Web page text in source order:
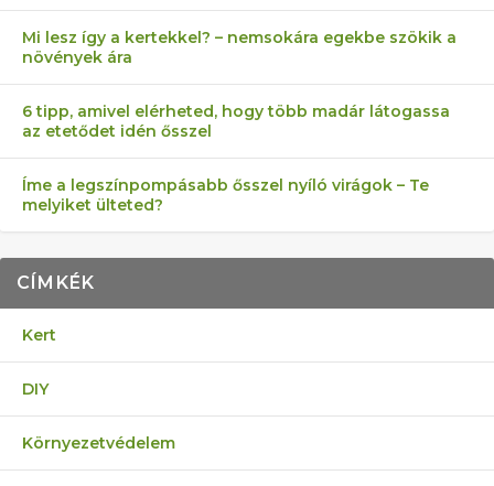
Mi lesz így a kertekkel? – nemsokára egekbe szökik a
növények ára
6 tipp, amivel elérheted, hogy több madár látogassa
az etetődet idén ősszel
Íme a legszínpompásabb ősszel nyíló virágok – Te
melyiket ülteted?
CÍMKÉK
Kert
DIY
Környezetvédelem